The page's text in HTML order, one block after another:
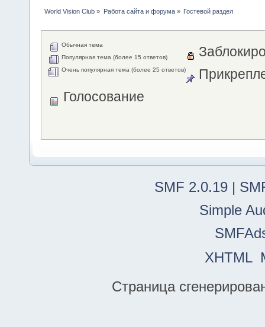
World Vision Club » Работа сайта и форума» Гостевой раздел
Обычная тема
Популярная тема (более 15 ответов)
Очень популярная тема (более 25 ответов)
Голосование
SMF 2.0.19 |
Simple
XHTML
Страница